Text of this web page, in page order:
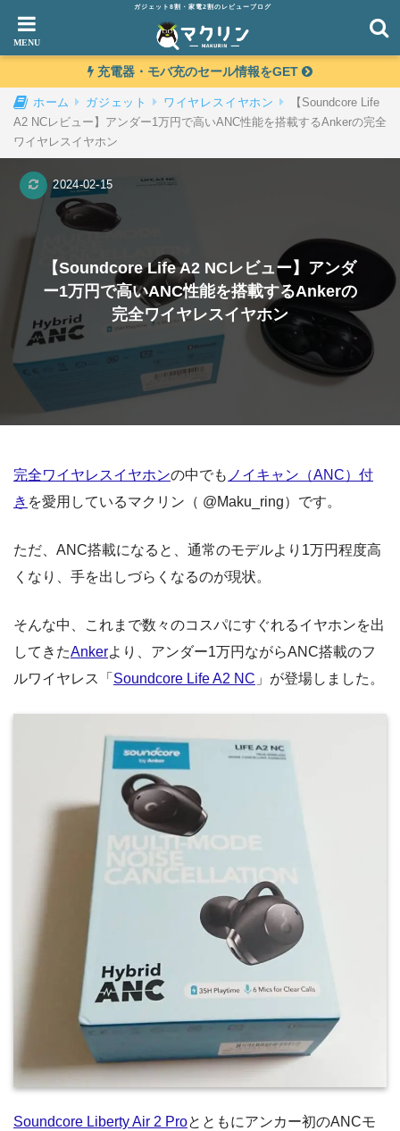
ガジェット8割・家電2割のレビューブログ
充電器・モバ充のセール情報をGET
ホーム ガジェット ワイヤレスイヤホン
【Soundcore Life
A2 NCレビュー】アンダー1万円で高いANC性能を搭載するAnkerの完全
ワイヤレスイヤホン
【Soundcore Life A2 NCレビュー】アンダ
ー1万円で高いANC性能を搭載するAnkerの
完全ワイヤレスイヤホン
2024-02-15
完全ワイヤレスイヤホンの中でも ノイキャン（ANC）付
き を愛用しているマクリン（ @Maku_ring）です。
ただ、ANC搭載になると、通常のモデルより1万円程度高
くなり、手を出しづらくなるのが現状。
そんな中、これまで数々のコスパにすぐれるイヤホンを出
してきたAnkerより、アンダー1万円ながらANC搭載のフ
ルワイヤレス「 Soundcore Life A2 NC 」が登場しました。
Soundcore Liberty Air 2 Proとともにアンカー初のANCモ